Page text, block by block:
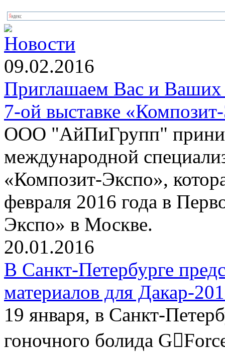
Новости
09.02.2016
Приглашаем Вас и Ваших
7-ой выставке
ООО "АйПиГрупп"
международной
«Композит-Экспо»,
февраля 2016 года в
Экспо» в Москве.
20.01.2016
В Санкт-Петербурге
материалов для Дакар-
19 января, в Санкт-
гоночного болида